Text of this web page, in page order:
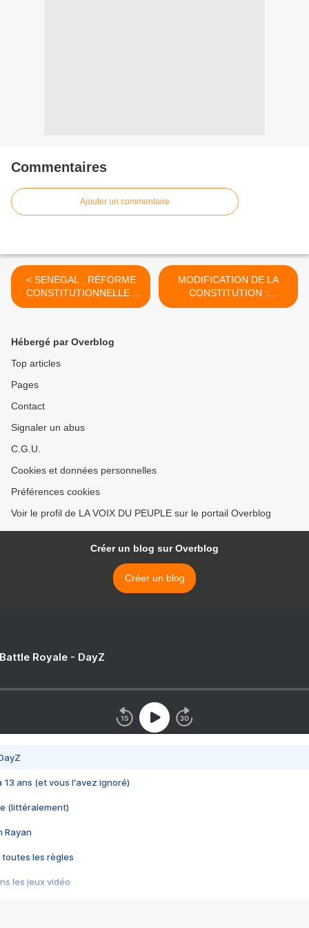
Commentaires
Ajouter un commentaire
< SENEGAL : RÉFORME
CONSTITUTIONNELLE -
WADE FAIT VOLTE FACE
MODIFICATION DE LA
CONSTITUTION :
COMMUNIQUÉ DU GRP >
Hébergé par Overblog
Top articles
Pages
Contact
Signaler un abus
C.G.U.
Cookies et données personnelles
Préférences cookies
Voir le profil de LA VOIX DU PEUPLE sur le portail Overblog
Créer un blog sur Overblog
Créer un blog
Royale - DayZ
13 ans (et vous l'avez ignoré)
(littéralement)
Rayan
toutes les règles
les jeux vidéo